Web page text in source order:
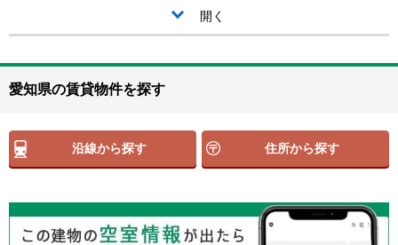
開く
愛知県の賃貸物件を探す
沿線から探す 住所から探す